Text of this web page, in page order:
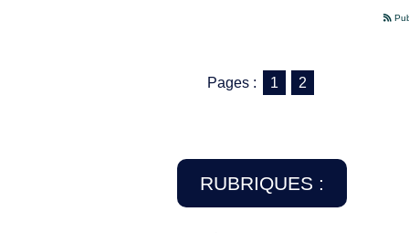
Pages : 1 2
RUBRIQUES :